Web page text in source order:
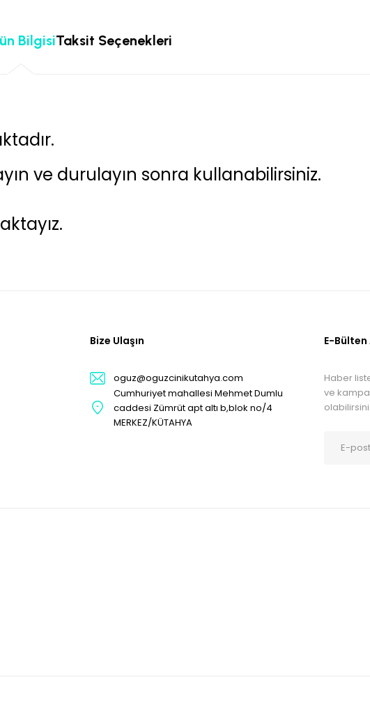
BilgisiTaksit Seçenekleri
ve durulayın sonra kullanabilirsiniz.
Bize Ulaşın
oguz@oguzcinikutahya.com
Cumhuriyet mahallesi Mehmet Dumlu
caddesi Zümrüt apt altı b,blok no/4
MERKEZ/KÜTAHYA
E-
Haber
ve